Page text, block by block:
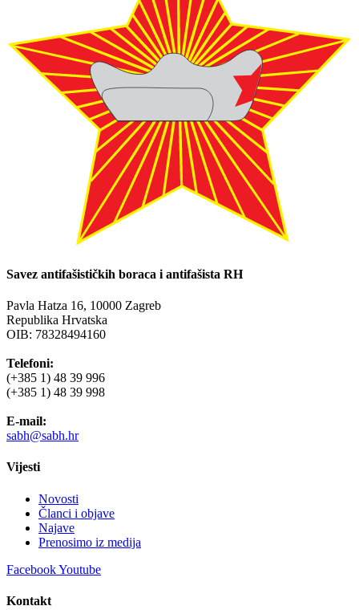
Savez antifašističkih boraca i antifašista RH
Pavla Hatza 16, 10000 Zagreb
Republika Hrvatska
OIB: 78328494160
Telefoni:
(+385 1) 48 39 996
(+385 1) 48 39 998
E-mail:
sabh@sabh.hr
Vijesti
Novosti
Članci i objave
Najave
Prenosimo iz medija
FacebookYoutube
Kontakt